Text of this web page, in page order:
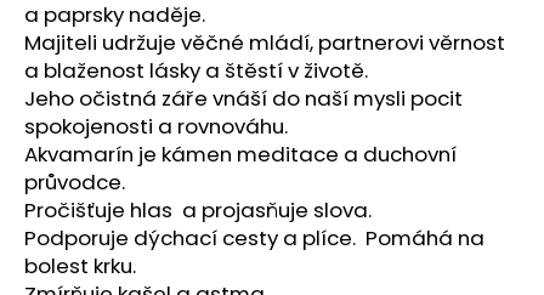
a paprsky naděje.
Majiteli udržuje věčné mládí, partnerovi věrnost
a blaženost lásky a štěstí v životě.
Jeho očistná záře vnáší do naší mysli pocit
spokojenosti a rovnováhu.
Akvamarín je kámen meditace a duchovní
průvodce.
Pročišťuje hlas a projasňuje slova.
Podporuje dýchací cesty a plíce. Pomáhá na
bolest krku.
o
p
o
r
u
č
u
j
e
m
e